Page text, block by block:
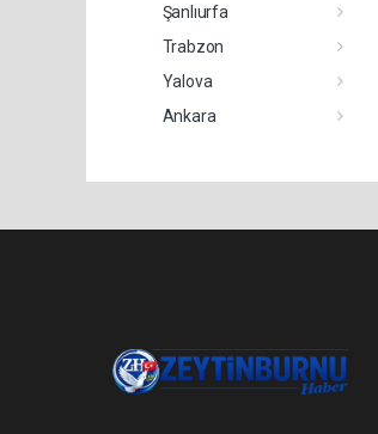
Şanlıurfa
Trabzon
Yalova
Ankara